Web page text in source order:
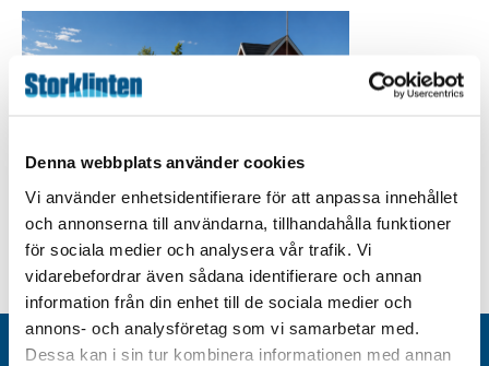
Denna webbplats använder cookies
Vi använder enhetsidentifierare för att anpassa innehållet
och annonserna till användarna, tillhandahålla funktioner
för sociala medier och analysera vår trafik. Vi
vidarebefordrar även sådana identifierare och annan
information från din enhet till de sociala medier och
annons- och analysföretag som vi samarbetar med.
Dessa kan i sin tur kombinera informationen med annan
Kontakt